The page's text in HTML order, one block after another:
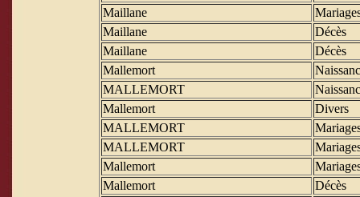
Maillane
Maillane
Décès
Maillane
Décès
Mallemort
MALLEMORT
Mallemort
Divers
MALLEMORT
MALLEMORT
Mallemort
Mallemort
Décès